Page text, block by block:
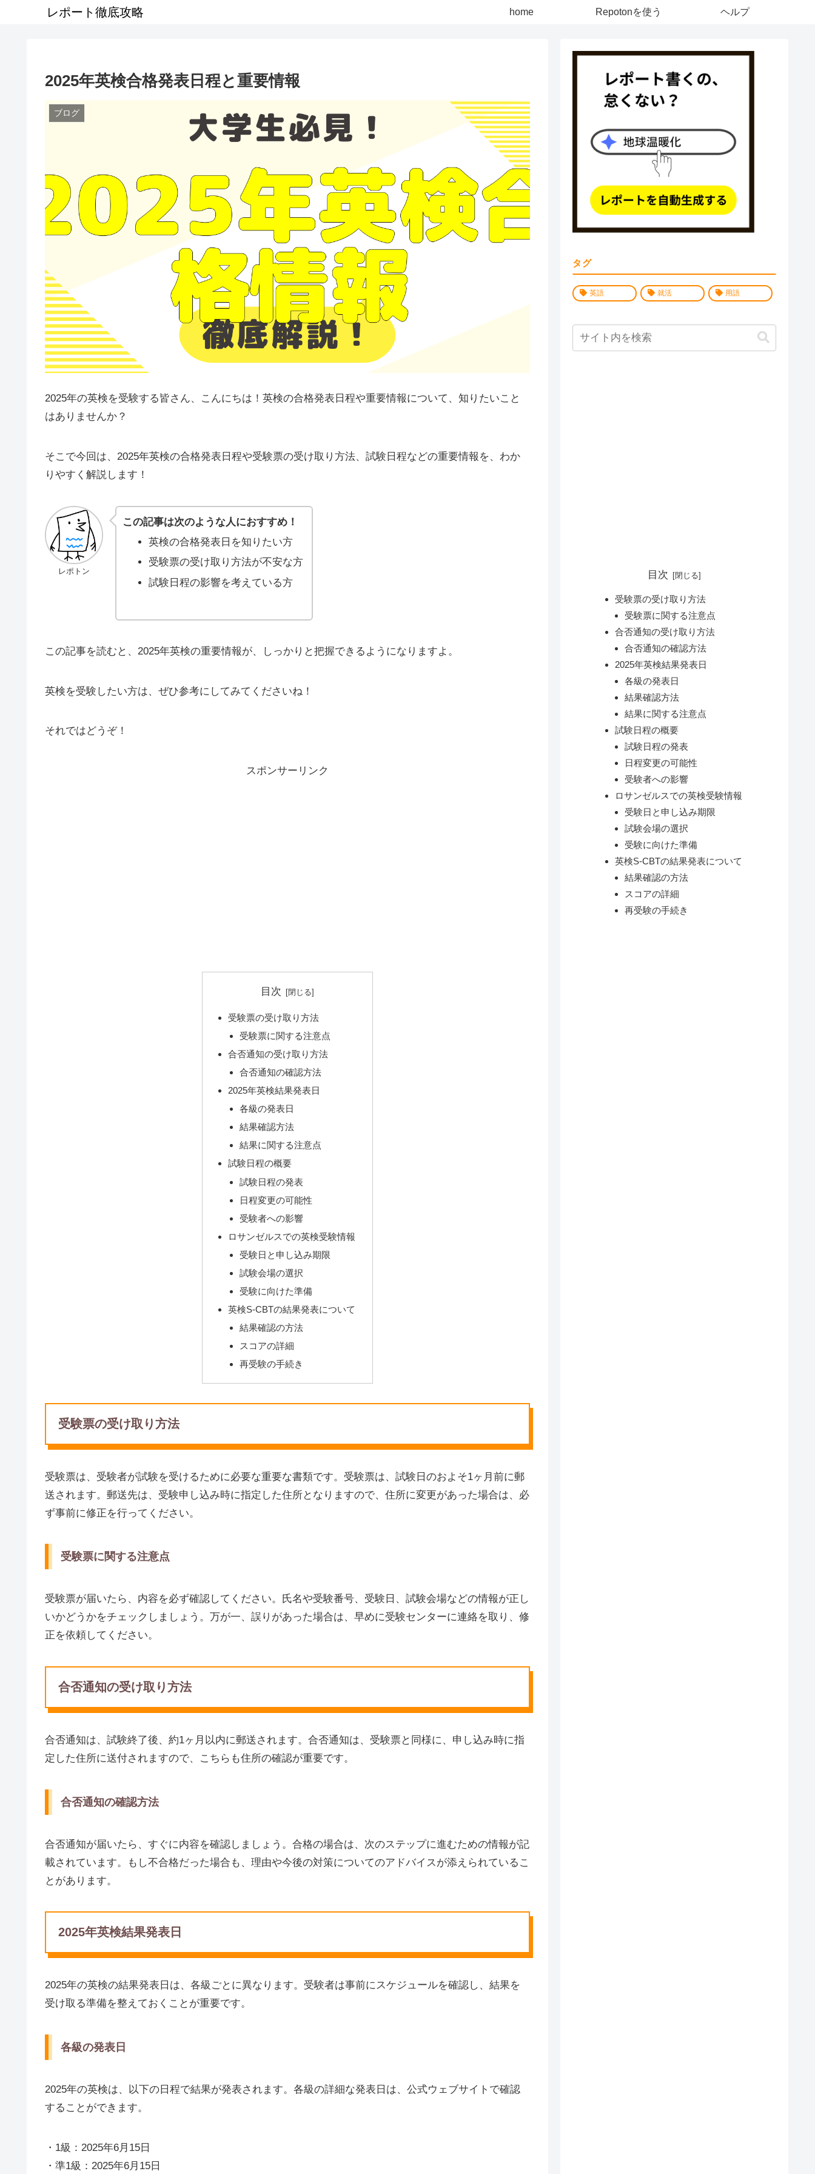
レポート徹底攻略 home Repotonを使う ヘルプ
2025年英検合格発表日程と重要情報
ブログ
2025年の英検を受験する皆さん、こんにちは！英検の合格発表日程や重要情報について、知りたいこと
はありませんか？
そこで今回は、2025年英検の合格発表日程や受験票の受け取り方法、試験日程などの重要情報を、わか
りやすく解説します！
レポトン
この記事は次のような人におすすめ！
英検の合格発表日を知りたい方
受験票の受け取り方法が不安な方
試験日程の影響を考えている方
この記事を読むと、2025年英検の重要情報が、しっかりと把握できるようになりますよ。
英検を受験したい方は、ぜひ参考にしてみてくださいね！
それではどうぞ！
スポンサーリンク
目次
受験票の受け取り方法
受験票に関する注意点
合否通知の受け取り方法
合否通知の確認方法
2025年英検結果発表日
各級の発表日
結果確認方法
結果に関する注意点
試験日程の概要
試験日程の発表
日程変更の可能性
受験者への影響
ロサンゼルスでの英検受験情報
受験日と申し込み期限
試験会場の選択
受験に向けた準備
英検S-CBTの結果発表について
結果確認の方法
スコアの詳細
再受験の手続き
受験票の受け取り方法
受験票は、受験者が試験を受けるために必要な重要な書類です。受験票は、試験日のおよそ1ヶ月前に郵
送されます。郵送先は、受験申し込み時に指定した住所となりますので、住所に変更があった場合は、必
ず事前に修正を行ってください。
受験票に関する注意点
受験票が届いたら、内容を必ず確認してください。氏名や受験番号、受験日、試験会場などの情報が正し
いかどうかをチェックしましょう。万が一、誤りがあった場合は、早めに受験センターに連絡を取り、修
正を依頼してください。
合否通知の受け取り方法
合否通知は、試験終了後、約1ヶ月以内に郵送されます。合否通知は、受験票と同様に、申し込み時に指
定した住所に送付されますので、こちらも住所の確認が重要です。
合否通知の確認方法
合否通知が届いたら、すぐに内容を確認しましょう。合格の場合は、次のステップに進むための情報が記
載されています。もし不合格だった場合も、理由や今後の対策についてのアドバイスが添えられているこ
とがあります。
2025年英検結果発表日
2025年の英検の結果発表日は、各級ごとに異なります。受験者は事前にスケジュールを確認し、結果を
受け取る準備を整えておくことが重要です。
各級の発表日
2025年の英検は、以下の日程で結果が発表されます。各級の詳細な発表日は、公式ウェブサイトで確認
することができます。
・1級：2025年6月15日
・準1級：2025年6月15日
タグ
英語 就活 用語
目次
受験票の受け取り方法
受験票に関する注意点
合否通知の受け取り方法
合否通知の確認方法
2025年英検結果発表日
各級の発表日
結果確認方法
結果に関する注意点
試験日程の概要
試験日程の発表
日程変更の可能性
受験者への影響
ロサンゼルスでの英検受験情報
受験日と申し込み期限
試験会場の選択
受験に向けた準備
英検S-CBTの結果発表について
結果確認の方法
スコアの詳細
再受験の手続き